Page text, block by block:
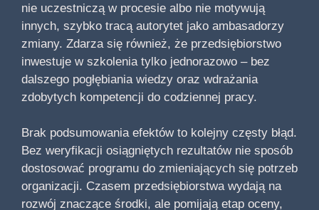
nie uczestniczą w procesie albo nie motywują
innych, szybko tracą autorytet jako ambasadorzy
zmiany. Zdarza się również, że przedsiębiorstwo
inwestuje w szkolenia tylko jednorazowo – bez
dalszego pogłębiania wiedzy oraz wdrażania
zdobytych kompetencji do codziennej pracy.
Brak podsumowania efektów to kolejny częsty błąd.
Bez weryfikacji osiągniętych rezultatów nie sposób
dostosować programu do zmieniających się potrzeb
organizacji. Czasem przedsiębiorstwa wydają na
rozwój znaczące środki, ale pomijają etap oceny,